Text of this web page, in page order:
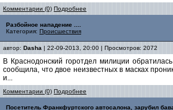
Комментарии (0) Подробнее
Разбойное нападение ....
Категория: Происшествия
автор: Dasha | 22-09-2013, 20:00 | Просмотров: 2072
В Краснодонский горотдел милиции
сообщила, что двое неизвестных в масках
и...
Комментарии (0) Подробнее
Посетитель Франкфуртского автосалона, зарубил